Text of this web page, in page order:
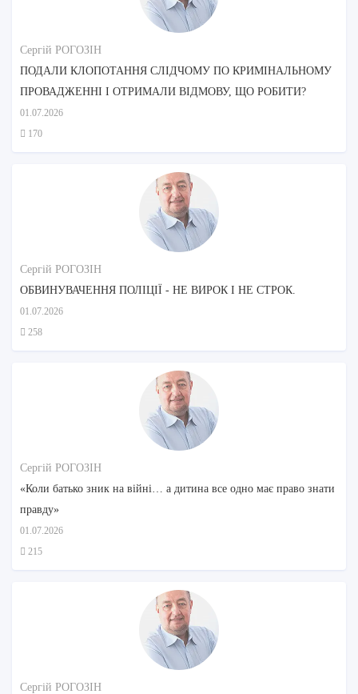
Сергій РОГОЗІН
ПОДАЛИ КЛОПОТАННЯ СЛІДЧОМУ ПО КРИМІНАЛЬНОМУ
ПРОВАДЖЕННІ І ОТРИМАЛИ ВІДМОВУ, ЩО РОБИТИ?
01.07.2026
170
Сергій РОГОЗІН
ОБВИНУВАЧЕННЯ ПОЛІЦІЇ - НЕ ВИРОК І НЕ СТРОК.
01.07.2026
258
Сергій РОГОЗІН
«Коли батько зник на війні… а дитина все одно має право знати
правду»
01.07.2026
215
Сергій РОГОЗІН